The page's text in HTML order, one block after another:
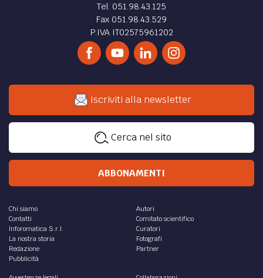
Tel. 051.98.43.125
Fax 051.98.43.529
P.IVA IT02575961202
Iscriviti alla newsletter
Cerca nel sito
ABBONAMENTI
Chi siamo
Contatti
Inforomatica S.r.l.
La nostra storia
Redazione
Pubblicità
Autori
Comitato scientifico
Curatori
Fotografi
Partner